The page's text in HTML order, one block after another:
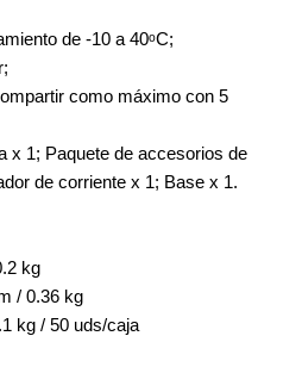
de -10 a 40ᵒC;
como máximo con 5
x 1; Paquete de accesorios de
de corriente x 1; Base x 1.
kg
/ 0.36 kg
kg / 50 uds/caja